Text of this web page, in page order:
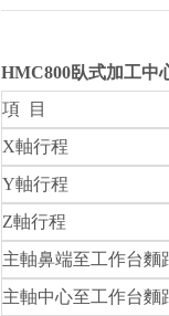
HMC800臥式加工中心
項 目
X軸行程
Y軸行程
Z軸行程
主軸鼻端至工作台麵
主軸中心至工作台麵